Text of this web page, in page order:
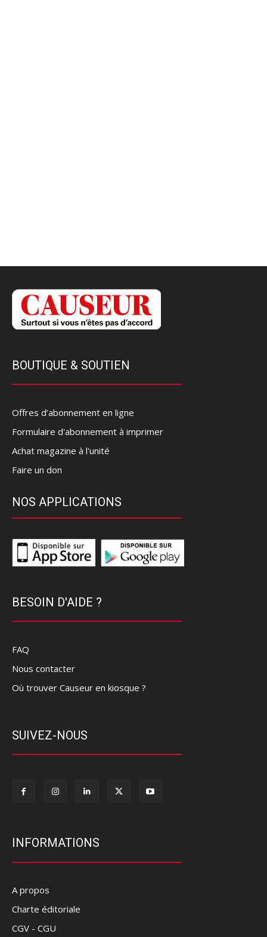
BOUTIQUE & SOUTIEN
Offres d’abonnement en ligne
Formulaire d'abonnement à imprimer
Achat magazine à l'unité
Faire un don
NOS APPLICATIONS
BESOIN D'AIDE ?
FAQ
Nous contacter
Où trouver Causeur en kiosque ?
SUIVEZ-NOUS
INFORMATIONS
A propos
Charte éditoriale
CGV - CGU